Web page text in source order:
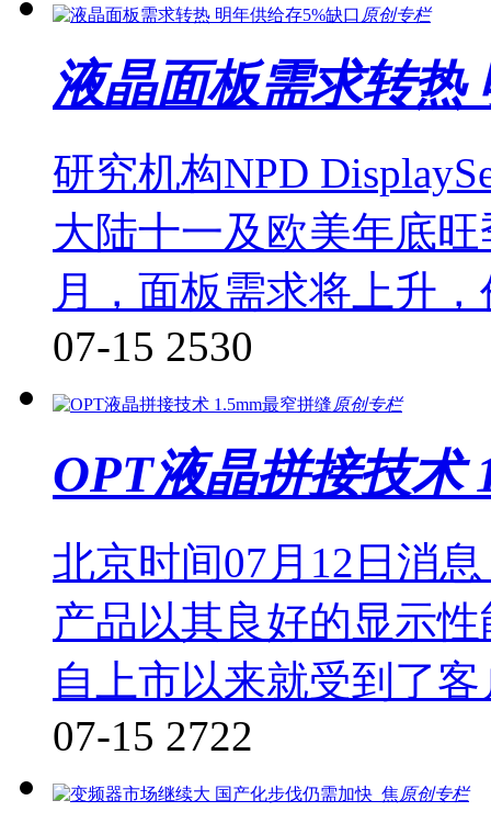
原创专栏
液晶面板需求转热
研究机构NPD
大陆十一及欧美年底
月，面板需求将上升
07-15 2530
原创专栏
OPT液晶拼接技术
北京时间07月12日消
产品以其良好的显示
自上市以来就受到了
07-15 2722
原创专栏